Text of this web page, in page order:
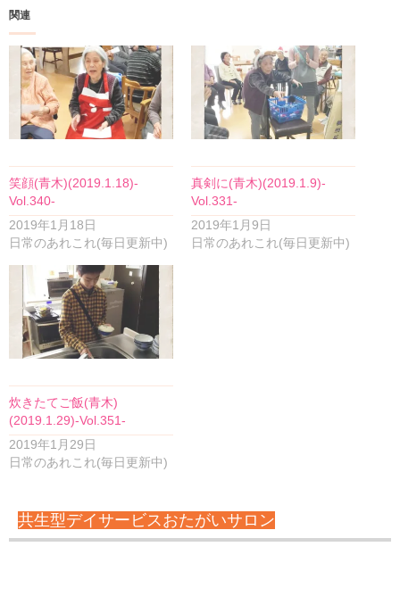
関連
笑顔(青木)(2019.1.18)-
Vol.340-
2019年1月18日
日常のあれこれ(毎日更新中)
真剣に(青木)(2019.1.9)-
Vol.331-
2019年1月9日
日常のあれこれ(毎日更新中)
炊きたてご飯(青木)
(2019.1.29)-Vol.351-
2019年1月29日
日常のあれこれ(毎日更新中)
共生型デイサービスおたがいサロン